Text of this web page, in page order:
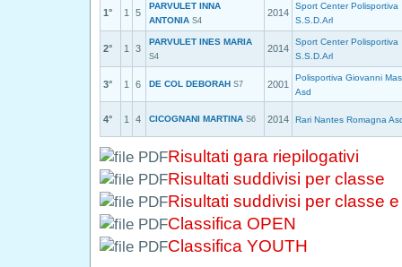
1° 1 5
PARVULET INNA
ANTONIA S4
2014
Sport Center Polisportiva
S.S.D.Arl
2° 1 3
PARVULET INES MARIA
S4
2014
Sport Center Polisportiva
S.S.D.Arl
3° 1 6 DE COL DEBORAH S7 2001
Polisportiva Giovanni
Asd
4° 1 4 CICOGNANI MARTINA S6 2014 Rari Nantes Romagna
Risultati gara riepilogativi
Risultati suddivisi per classe
Risultati suddivisi per classe
Classifica OPEN
Classifica YOUTH